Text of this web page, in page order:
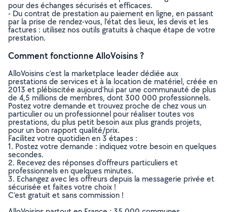
pour des échanges sécurisés et efficaces.
- Du contrat de prestation au paiement en ligne, en passant
par la prise de rendez-vous, l’état des lieux, les devis et les
factures : utilisez nos outils gratuits à chaque étape de votre
prestation.
Comment fonctionne AlloVoisins ?
AlloVoisins c’est la marketplace leader dédiée aux
prestations de services et à la location de matériel, créée en
2013 et plébiscitée aujourd’hui par une communauté de plus
de 4,5 millions de membres, dont 300 000 professionnels.
Postez votre demande et trouvez proche de chez vous un
particulier ou un professionnel pour réaliser toutes vos
prestations, du plus petit besoin aux plus grands projets,
pour un bon rapport qualité/prix.
Facilitez votre quotidien en 3 étapes :
1. Postez votre demande : indiquez votre besoin en quelques
secondes.
2. Recevez des réponses d’offreurs particuliers et
professionnels en quelques minutes.
3. Echangez avec les offreurs depuis la messagerie privée et
sécurisée et faites votre choix !
C’est gratuit et sans commission !